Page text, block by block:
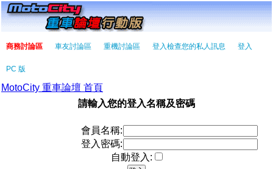
商務討論區 車友討論區 重機討論區 登入檢查您的私人訊息 登入
PC 版
MotoCity 重車論壇 首頁
請輸入您的登入名稱及密碼
會員名稱:
登入密碼:
自動登入: